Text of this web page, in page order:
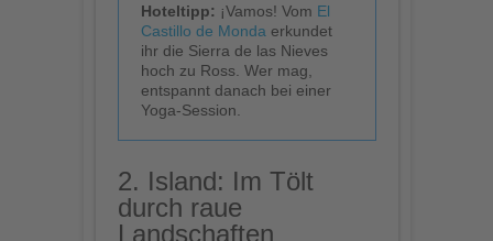
Hoteltipp: ¡Vamos! Vom El
Castillo de Monda erkundet
ihr die Sierra de las Nieves
hoch zu Ross. Wer mag,
entspannt danach bei einer
Yoga-Session.
2. Island: Im Tölt
durch raue
Landschaften